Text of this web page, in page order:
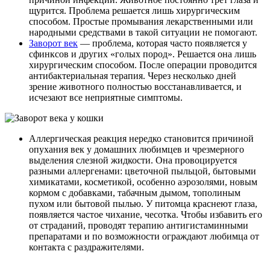
щурится. Проблема решается лишь хирургическим
способом. Простые промывания лекарственными или
народными средствами в такой ситуации не помогают.
Заворот век — проблема, которая часто появляется у
сфинксов и других «голых пород». Решается она лишь
хирургическим способом. После операции проводится
антибактериальная терапия. Через несколько дней
зрение животного полностью восстанавливается, и
исчезают все неприятные симптомы.
Аллергическая реакция нередко становится причиной
опухания век у домашних любимцев и чрезмерного
выделения слезной жидкости. Она провоцируется
разными аллергенами: цветочной пыльцой, бытовыми
химикатами, косметикой, особенно аэрозолями, новым
кормом с добавками, табачным дымом, тополиным
пухом или бытовой пылью. У питомца краснеют глаза,
появляется частое чихание, чесотка. Чтобы избавить его
от страданий, проводят терапию антигистаминными
препаратами и по возможности ограждают любимца от
контакта с раздражителями.